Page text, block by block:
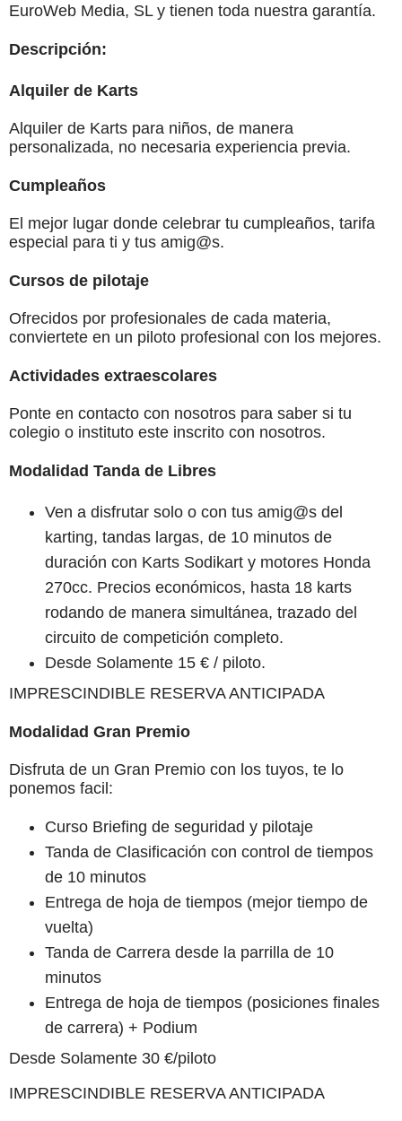
EuroWeb Media, SL y tienen toda nuestra garantía.
Descripción:
Alquiler de Karts
Alquiler de Karts para niños, de manera
personalizada, no necesaria experiencia previa.
Cumpleaños
El mejor lugar donde celebrar tu cumpleaños, tarifa
especial para ti y tus amig@s.
Cursos de pilotaje
Ofrecidos por profesionales de cada materia,
conviertete en un piloto profesional con los mejores.
Actividades extraescolares
Ponte en contacto con nosotros para saber si tu
colegio o instituto este inscrito con nosotros.
Modalidad Tanda de Libres
Ven a disfrutar solo o con tus amig@s del
karting, tandas largas, de 10 minutos de
duración con Karts Sodikart y motores Honda
270cc. Precios económicos, hasta 18 karts
rodando de manera simultánea, trazado del
circuito de competición completo.
Desde Solamente 15 € / piloto.
IMPRESCINDIBLE RESERVA ANTICIPADA
Modalidad Gran Premio
Disfruta de un Gran Premio con los tuyos, te lo
ponemos facil:
Curso Briefing de seguridad y pilotaje
Tanda de Clasificación con control de tiempos
de 10 minutos
Entrega de hoja de tiempos (mejor tiempo de
vuelta)
Tanda de Carrera desde la parrilla de 10
minutos
Entrega de hoja de tiempos (posiciones finales
de carrera) + Podium
Desde Solamente 30 €/piloto
IMPRESCINDIBLE RESERVA ANTICIPADA